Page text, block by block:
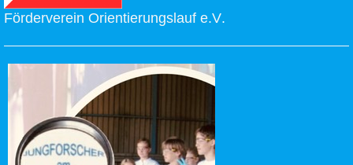
Förderverein Orientierungslauf e.V.